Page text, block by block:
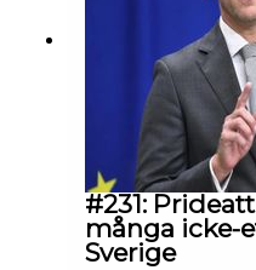
#231:
många icke-
Sverige